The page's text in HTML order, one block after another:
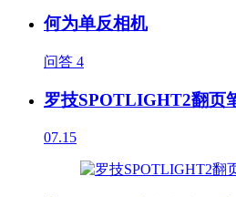
何为单反相机
问答 4
罗技SPOTLIGHT2翻页
07.15